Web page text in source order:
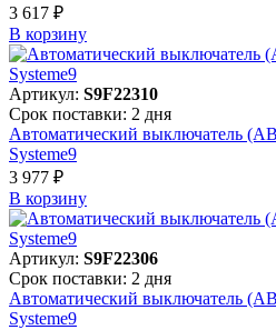
3 617 ₽
В корзинy
Артикул: S9F22310
Срок поставки: 2 дня
Автоматический выключатель
Systeme9
3 977 ₽
В корзинy
Артикул: S9F22306
Срок поставки: 2 дня
Автоматический выключатель
Systeme9